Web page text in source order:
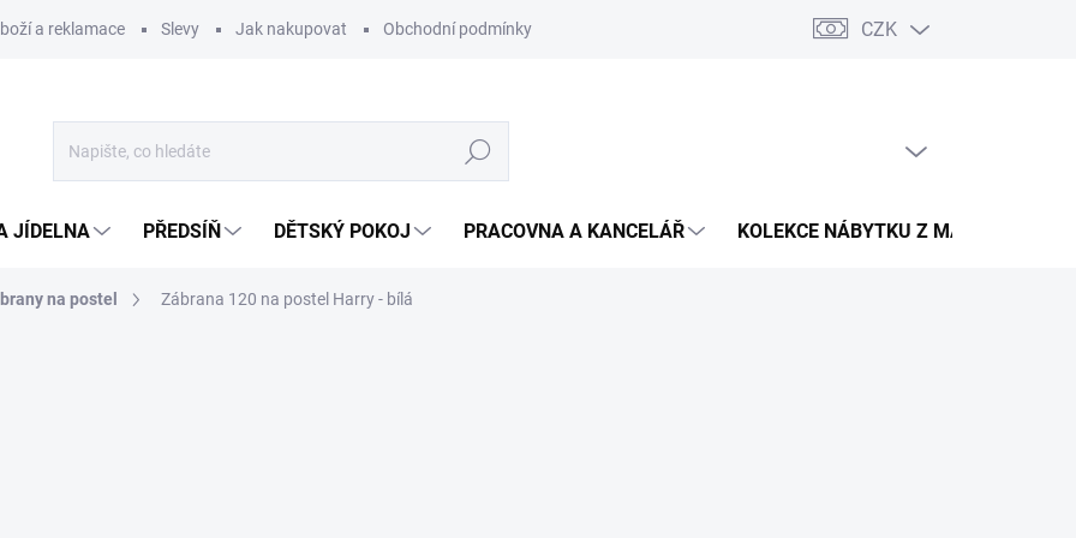
a reklamace Slevy Jak nakupovat Obchodní podmínky Podmínky ochrany osobních údajů Pojištění zásilky
CZK
Hledat
JÍDELNA PŘEDSÍŇ DĚTSKÝ POKOJ PRACOVNA A KANCELÁŘ KOLEKCE NÁBYTKU Z MASIVU
na postel Zábrana 120 na postel Harry - bílá